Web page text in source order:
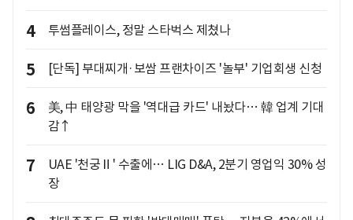
4 투썸플레이스, 정말 스타벅스 제쳤나
5 [단독] 부대찌개·보쌈 프랜차이즈 '놀부' 기업회생 신청
6
美, 中 태양광 막을 '역대급 카드' 내놨다… 韓 업계 기대
감↑
7
UAE '천궁Ⅱ' 수출에… LIG D&A, 2분기 영업익 30% 성
장